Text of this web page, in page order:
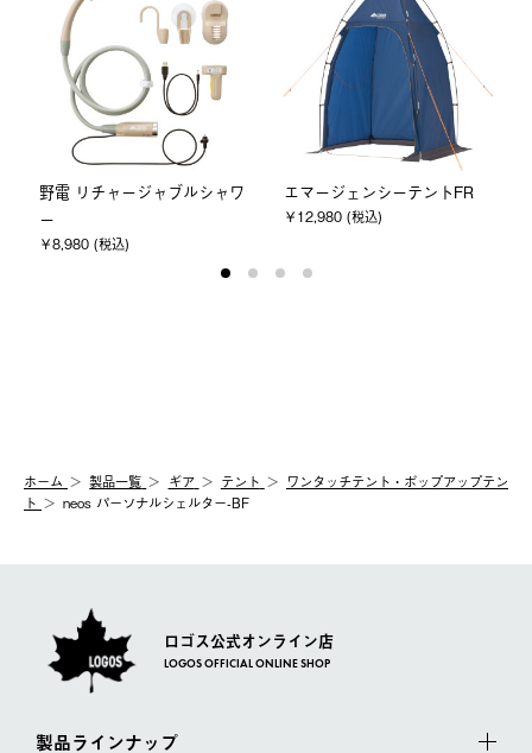
野電 リチャージャブルシャワ
ー
￥8,980 (税込)
エマージェンシーテントFR
￥12,980 (税込)
ホーム 製品⼀覧 ギア テント
ワンタッチテント・ポップアップテン
ト
neos パーソナルシェルター-BF
ロゴス公式オンライン店
LOGOS OFFICIAL ONLINE SHOP
製品ラインナップ